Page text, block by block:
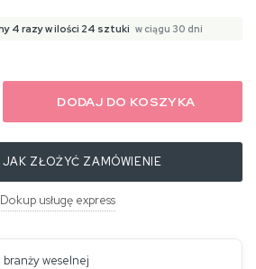
4 razy w ilości 24 sztuki w ciągu 30 dni
DODAJ DO KOSZYKA
ZŁOŻYĆ ZAMÓWIENIE
Dokup usługę express
weselnej